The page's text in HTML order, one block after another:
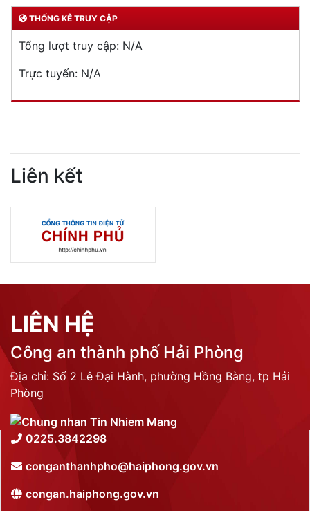
THỐNG KÊ TRUY CẬP
Tổng lượt truy cập: N/A
Trực tuyến: N/A
Liên kết
LIÊN HỆ
Công an thành phố Hải Phòng
Địa chỉ: Số 2 Lê Đại Hành, phường Hồng Bàng, tp Hải
Phòng
0225.3842298
conganthanhpho@haiphong.gov.vn
congan.haiphong.gov.vn